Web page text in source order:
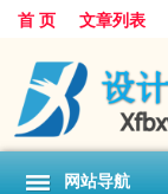
首 页 文章列表
网站导航